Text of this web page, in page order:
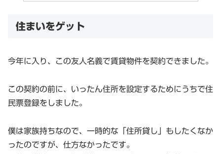
住まいをゲット
今年に入り、この友人名義で賃貸物件を契約できました。
この契約の前に、いったん住所を設定するためにうちで住
民票登録をしました。
僕は家族持ちなので、一時的な「住所貸し」もしたくなか
ったのですが、仕方なかったです。